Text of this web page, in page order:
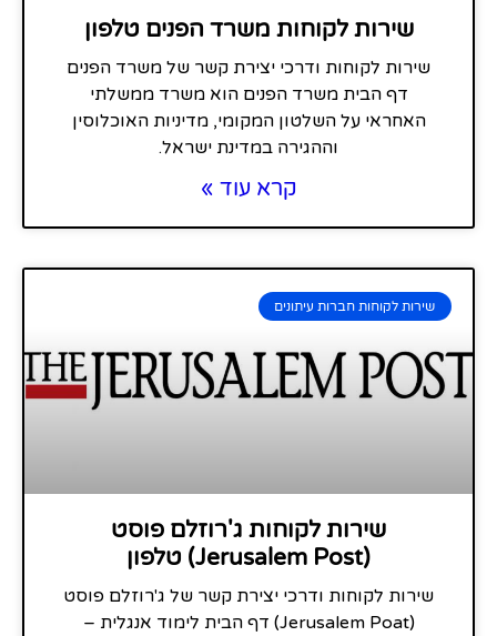
שירות לקוחות משרד הפנים טלפון
שירות לקוחות ודרכי יצירת קשר של משרד הפנים
דף הבית משרד הפנים הוא משרד ממשלתי
האחראי על השלטון המקומי, מדיניות האוכלוסין
וההגירה במדינת ישראל.
קרא עוד »
שירות לקוחות חברות עיתונים
שירות לקוחות ג'רוזלם פוסט
(Jerusalem Post) טלפון
שירות לקוחות ודרכי יצירת קשר של ג'רוזלם פוסט
(Jerusalem Poat) דף הבית לימוד אנגלית –